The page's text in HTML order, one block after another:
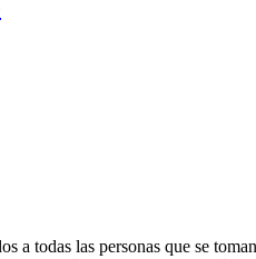
a todas las personas que se